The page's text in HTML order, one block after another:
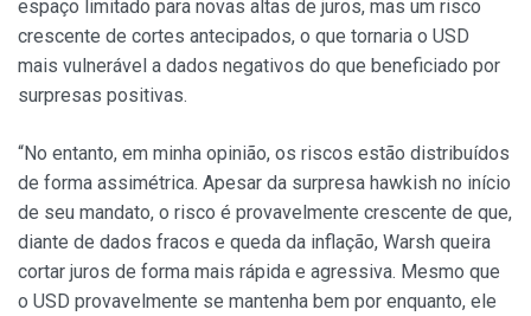
espaço limitado para novas altas de juros, mas um risco
crescente de cortes antecipados, o que tornaria o USD
mais vulnerável a dados negativos do que beneficiado por
surpresas positivas.
“No entanto, em minha opinião, os riscos estão distribuídos
de forma assimétrica. Apesar da surpresa hawkish no início
de seu mandato, o risco é provavelmente crescente de que,
diante de dados fracos e queda da inflação, Warsh queira
cortar juros de forma mais rápida e agressiva. Mesmo que
o USD provavelmente se mantenha bem por enquanto, ele